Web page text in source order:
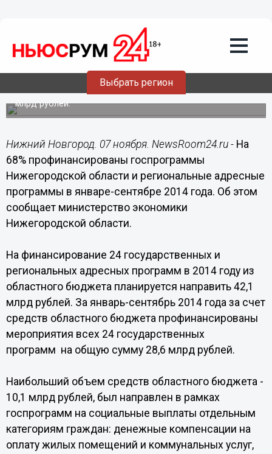
Выбрать регион
Госпрограммы Нижегородской области
профинансированы на 68% за 9
месяцев 2014 года
На госпрограммы потрачено 28,6 из необходимых 42,1
млрд рублей.
Нижний Новгород. 07 ноября. NewsRoom24.ru - На
68% профинансированы госпрограммы
Нижегородской области и региональные адресные
программы в январе-сентябре 2014 года. Об этом
сообщает министерство экономики
Нижегородской области.
На финансирование 24 государственных и
региональных адресных программ в 2014 году из
областного бюджета планируется направить 42,1
млрд рублей. За январь-сентябрь 2014 года за счет
средств областного бюджета профинансированы
мероприятия всех 24 государственных
программ на общую сумму 28,6 млрд рублей.
Наибольший объем средств областного бюджета -
10,1 млрд рублей, был направлен в рамках
госпрограмм на социальные выплаты отдельным
категориям граждан: денежные компенсации на
оплату жилых помещений и коммунальных услуг,